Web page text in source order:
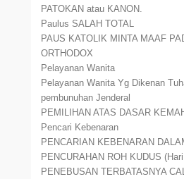
PATOKAN atau KANON.
Paulus SALAH TOTAL
PAUS KATOLIK MINTA MAAF
ORTHODOX
Pelayanan Wanita
Pelayanan Wanita Yg Dikenan
pembunuhan Jenderal
PEMILIHAN ATAS DASAR
Pencari Kebenaran
PENCARIAN KEBENARAN
PENCURAHAN ROH KUDUS
PENEBUSAN TERBATASNYA